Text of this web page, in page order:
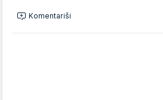
Komentariši